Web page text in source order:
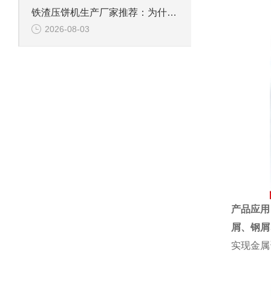
铁渣压饼机生产厂家推荐：为什么恩派特成为众多企业的优选？
2026-08-03
产品应
屑、钢
实现金